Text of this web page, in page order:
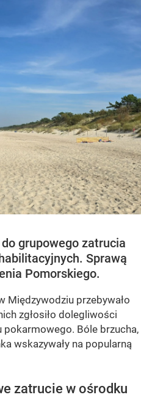
grupowego zatrucia
Sprawą
Pomorskiego.
Międzywodziu przebywało
zgłosiło dolegliwości
Bóle brzucha,
wskazywały na popularną
zatrucie w ośrodku